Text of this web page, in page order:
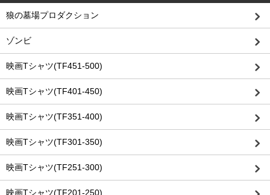
狼の墓場プロダクション
ゾンビ
映画Tシャツ(TF451-500)
映画Tシャツ(TF401-450)
映画Tシャツ(TF351-400)
映画Tシャツ(TF301-350)
映画Tシャツ(TF251-300)
映画Tシャツ(TF201-250)